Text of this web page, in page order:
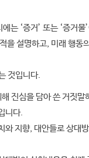
‘증거’ 또는 ‘증거물
설명하고, 미래 행동
것입니다.
진심을 담아 쓴 거짓
니다.
지향, 대안들로 상대